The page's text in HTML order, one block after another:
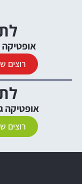
אופטיקה געש
רוצים
אופטיקה געש
רוצים